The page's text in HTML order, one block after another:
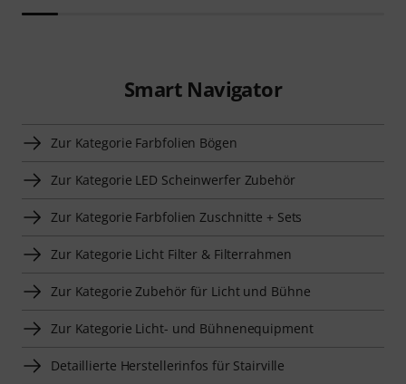
Smart Navigator
Zur Kategorie Farbfolien Bögen
Zur Kategorie LED Scheinwerfer Zubehör
Zur Kategorie Farbfolien Zuschnitte + Sets
Zur Kategorie Licht Filter & Filterrahmen
Zur Kategorie Zubehör für Licht und Bühne
Zur Kategorie Licht- und Bühnenequipment
Detaillierte Herstellerinfos für Stairville